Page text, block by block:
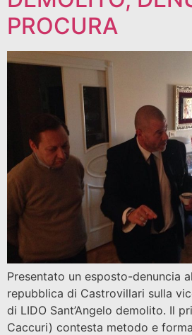
PROCURA
Presentato un esposto-denuncia
repubblica di Castrovillari sulla
di LIDO Sant’Angelo demolito. Il
Caccuri) contesta metodo e